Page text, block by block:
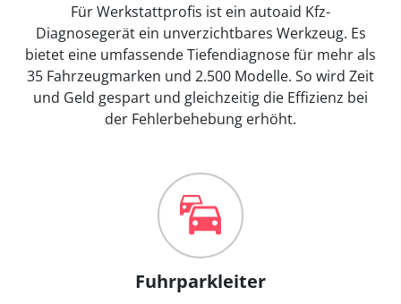
Für Werkstattprofis ist ein autoaid Kfz-
Diagnosegerät ein unverzichtbares Werkzeug. Es
bietet eine umfassende Tiefendiagnose für mehr als
35 Fahrzeugmarken und 2.500 Modelle. So wird Zeit
und Geld gespart und gleichzeitig die Effizienz bei
der Fehlerbehebung erhöht.
Fuhrparkleiter